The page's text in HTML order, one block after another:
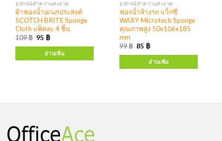
อุปกรณ์ทำความสะอาด
ผ้าฟองน้ำอเนกประสงค์
SCOTCH BRITE Sponge
Cloth แพ็คละ 4 ชิ้น
109฿ 95 ฿
อ่านเพิ่ม
อุปกรณ์ทำความสะอาด
ฟองน้ำล้างรถ แว็กซี่
WAXY Microtech Sponge
คุณภาพสูง 50x106x185
mm
99฿ 85 ฿
อ่านเพิ่ม